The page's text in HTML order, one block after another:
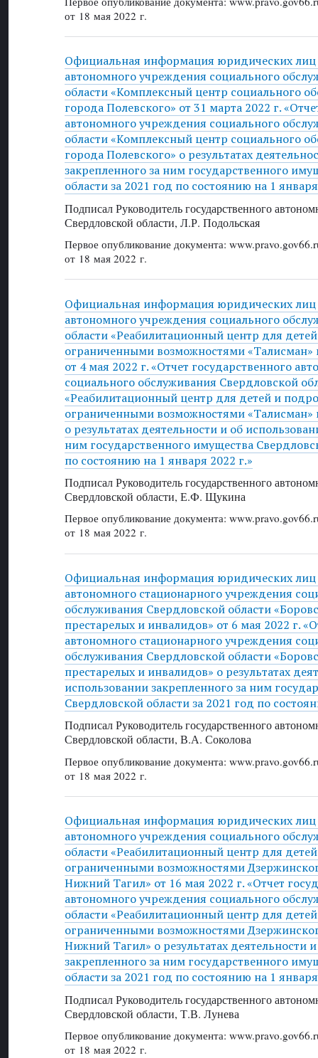
от 18 мая 2022 г.
Официальная информация юридических лиц
автономного учреждения социального
области «Комплексный центр социального
города Полевского» от 31 марта 2022 г.
автономного учреждения социального
области «Комплексный центр социального
города Полевского» о результатах
закрепленного за ним государственного
области за 2021 год по состоянию на 1
Подписал Руководитель государственного
Свердловской области, Л.Р. Подольская
Первое опубликование документа:
от 18 мая 2022 г.
Официальная информация юридических лиц
автономного учреждения социального
области «Реабилитационный центр для
ограниченными возможностями «Талисман»
от 4 мая 2022 г. «Отчет государственного
социального обслуживания Свердловской
«Реабилитационный центр для детей и
ограниченными возможностями «Талисман»
о результатах деятельности и об
ним государственного имущества
по состоянию на 1 января 2022 г.»
Подписал Руководитель государственного
Свердловской области, Е.Ф. Щукина
Первое опубликование документа:
от 18 мая 2022 г.
Официальная информация юридических лиц
автономного стационарного учреждения
обслуживания Свердловской области
престарелых и инвалидов» от 6 мая 2022 г.
автономного стационарного учреждения
обслуживания Свердловской области
престарелых и инвалидов» о результатах
использовании закрепленного за ним
Свердловской области за 2021 год по
Подписал Руководитель государственного
Свердловской области, В.А. Соколова
Первое опубликование документа:
от 18 мая 2022 г.
Официальная информация юридических лиц
автономного учреждения социального
области «Реабилитационный центр для
ограниченными возможностями
Нижний Тагил» от 16 мая 2022 г. «Отчет
автономного учреждения социального
области «Реабилитационный центр для
ограниченными возможностями
Нижний Тагил» о результатах деятельности
закрепленного за ним государственного
области за 2021 год по состоянию на 1
Подписал Руководитель государственного
Свердловской области, Т.В. Лунева
Первое опубликование документа:
от 18 мая 2022 г.